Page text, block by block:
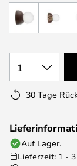
1
30 Tage
Auf Lager.
Lieferzeit: 1 -